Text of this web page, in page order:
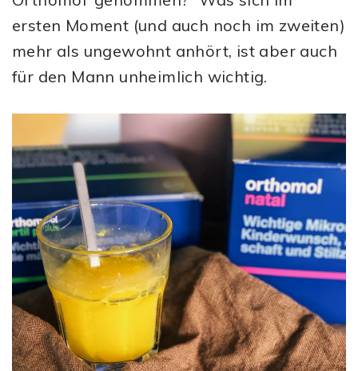
ersten Moment (und auch noch im zweiten)
mehr als ungewohnt anhört, ist aber auch
für den Mann unheimlich wichtig.